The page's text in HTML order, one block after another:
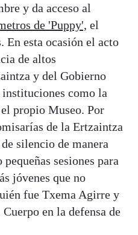
y da acceso al
de 'Puppy', el
En esta ocasión el acto
de altos
y del Gobierno
instituciones como la
propio Museo. Por
de la Ertzaintza
silencio de manera
sesiones para
jóvenes que no
fue Txema Agirre y
en la defensa de